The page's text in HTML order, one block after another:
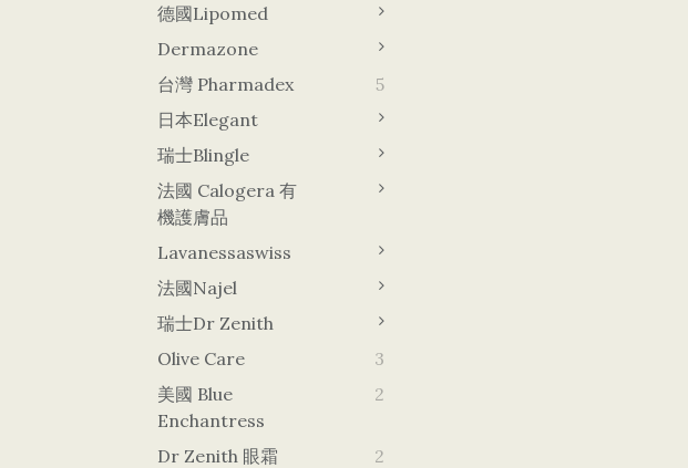
德國lipomed
Dermazone
台灣 Pharmadex
5
日本Elegant
瑞士Blingle
法國 Calogera 有
機護膚品
Lavanessaswiss
法國Najel
瑞士Dr Zenith
Olive Care
3
美國 Blue
Enchantress
2
Dr Zenith 眼霜
2